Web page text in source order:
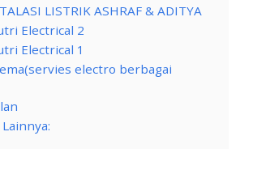
LISTRIK ASHRAF & ADITYA
Electrical 2
Electrical 1
electro berbagai